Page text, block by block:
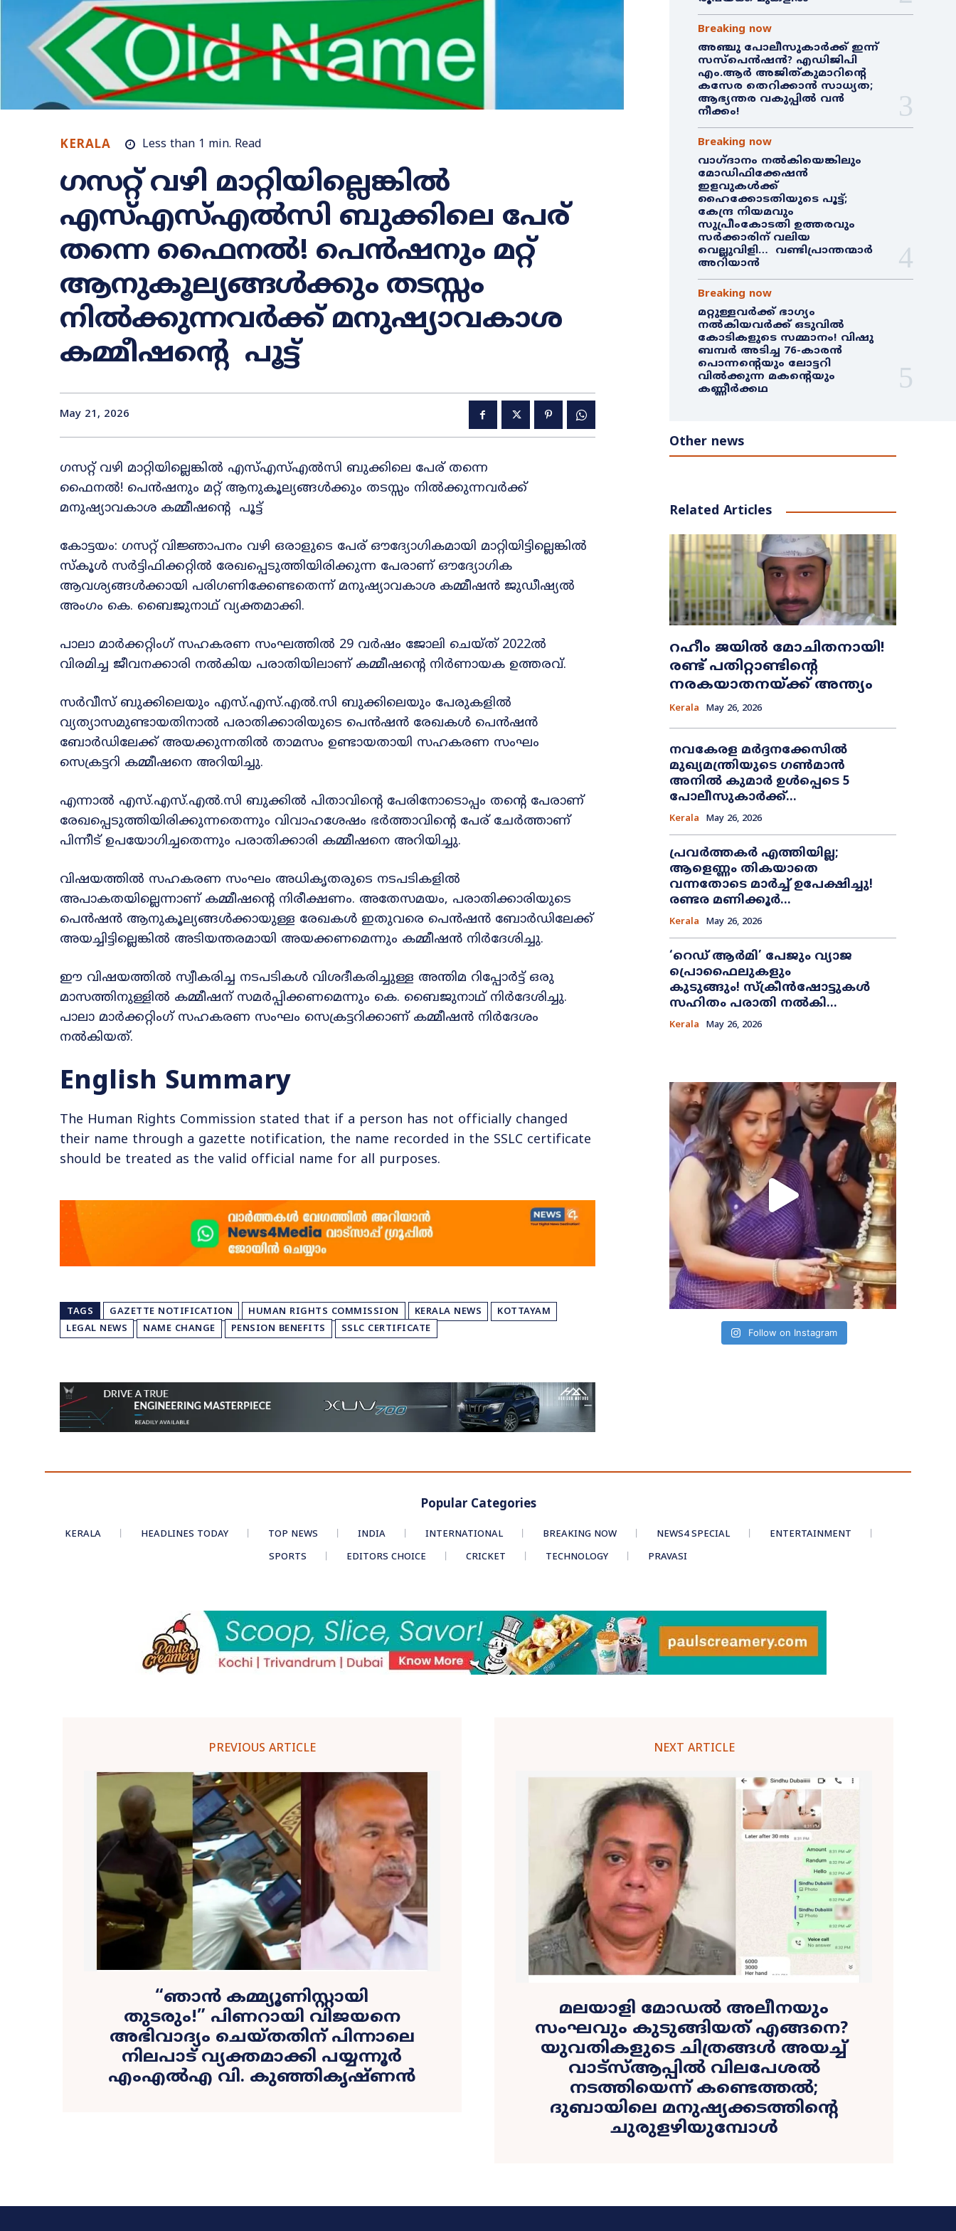
KERALA Less than 1 min. Read
ഗസറ്റ് വഴി മാറ്റിയില്ലെങ്കിൽ
എസ്എസ്എൽസി ബുക്കിലെ പേര്
തന്നെ ഫൈനൽ! പെൻഷനും മറ്റ്
ആനുകൂല്യങ്ങൾക്കും തടസ്സം
നിൽക്കുന്നവർക്ക് മനുഷ്യാവകാശ
കമ്മീഷന്റെ പൂട്ട്
May 21, 2026
ഗസറ്റ് വഴി മാറ്റിയില്ലെങ്കിൽ എസ്എസ്എൽസി ബുക്കിലെ പേര് തന്നെ
ഫൈനൽ! പെൻഷനും മറ്റ് ആനുകൂല്യങ്ങൾക്കും തടസ്സം നിൽക്കുന്നവർക്ക്
മനുഷ്യാവകാശ കമ്മീഷന്റെ പൂട്ട്
കോട്ടയം: ഗസറ്റ് വിജ്ഞാപനം വഴി ഒരാളുടെ പേര് ഔദ്യോഗികമായി മാറ്റിയിട്ടില്ലെങ്കിൽ
സ്കൂൾ സർട്ടിഫിക്കറ്റിൽ രേഖപ്പെടുത്തിയിരിക്കുന്ന പേരാണ് ഔദ്യോഗിക
ആവശ്യങ്ങൾക്കായി പരിഗണിക്കേണ്ടതെന്ന് മനുഷ്യാവകാശ കമ്മീഷൻ ജുഡീഷ്യൽ
അംഗം കെ. ബൈജുനാഥ് വ്യക്തമാക്കി.
പാലാ മാർക്കറ്റിംഗ് സഹകരണ സംഘത്തിൽ 29 വർഷം ജോലി ചെയ്ത് 2022ൽ
വിരമിച്ച ജീവനക്കാരി നൽകിയ പരാതിയിലാണ് കമ്മീഷന്റെ നിർണായക ഉത്തരവ്.
സർവീസ് ബുക്കിലെയും എസ്.എസ്.എൽ.സി ബുക്കിലെയും പേരുകളിൽ
വ്യത്യാസമുണ്ടായതിനാൽ പരാതിക്കാരിയുടെ പെൻഷൻ രേഖകൾ പെൻഷൻ
ബോർഡിലേക്ക് അയക്കുന്നതിൽ താമസം ഉണ്ടായതായി സഹകരണ സംഘം
സെക്രട്ടറി കമ്മീഷനെ അറിയിച്ചു.
എന്നാൽ എസ്.എസ്.എൽ.സി ബുക്കിൽ പിതാവിന്റെ പേരിനോടൊപ്പം തന്റെ പേരാണ്
രേഖപ്പെടുത്തിയിരിക്കുന്നതെന്നും വിവാഹശേഷം ഭർത്താവിന്റെ പേര് ചേർത്താണ്
പിന്നീട് ഉപയോഗിച്ചതെന്നും പരാതിക്കാരി കമ്മീഷനെ അറിയിച്ചു.
വിഷയത്തിൽ സഹകരണ സംഘം അധികൃതരുടെ നടപടികളിൽ
അപാകതയില്ലെന്നാണ് കമ്മീഷന്റെ നിരീക്ഷണം. അതേസമയം, പരാതിക്കാരിയുടെ
പെൻഷൻ ആനുകൂല്യങ്ങൾക്കായുള്ള രേഖകൾ ഇതുവരെ പെൻഷൻ ബോർഡിലേക്ക്
അയച്ചിട്ടില്ലെങ്കിൽ അടിയന്തരമായി അയക്കണമെന്നും കമ്മീഷൻ നിർദേശിച്ചു.
ഈ വിഷയത്തിൽ സ്വീകരിച്ച നടപടികൾ വിശദീകരിച്ചുള്ള അന്തിമ റിപ്പോർട്ട് ഒരു
മാസത്തിനുള്ളിൽ കമ്മീഷന് സമർപ്പിക്കണമെന്നും കെ. ബൈജുനാഥ് നിർദേശിച്ചു.
പാലാ മാർക്കറ്റിംഗ് സഹകരണ സംഘം സെക്രട്ടറിക്കാണ് കമ്മീഷൻ നിർദേശം
നൽകിയത്.
English Summary
The Human Rights Commission stated that if a person has not officially changed
their name through a gazette notification, the name recorded in the SSLC certificate
should be treated as the valid official name for all purposes.
TAGS GAZETTE NOTIFICATION HUMAN RIGHTS COMMISSION KERALA NEWS
KOTTAYAM
LEGAL NEWS
NAME CHANGE PENSION BENEFITS SSLC CERTIFICATE
Breaking now
അഞ്ചു പോലീസുകാർക്ക് ഇന്ന്
സസ്‌പെൻഷൻ? എഡിജിപി
എം.ആർ അജിത്കുമാറിൻ്റെ
കസേര തെറിക്കാൻ സാധ്യത;
ആഭ്യന്തര വകുപ്പിൽ വൻ
നീക്കം!
Breaking now
വാഗ്ദാനം നൽകിയെങ്കിലും
മോഡിഫിക്കേഷൻ
ഇളവുകൾക്ക്
ഹൈക്കോടതിയുടെ പൂട്ട്;
കേന്ദ്ര നിയമവും
സുപ്രീംകോടതി ഉത്തരവും
സർക്കാരിന് വലിയ
വെല്ലുവിളി… വണ്ടിപ്രാന്തന്മാർ
അറിയാൻ
Breaking now
മറ്റുള്ളവർക്ക് ഭാഗ്യം
നൽകിയവർക്ക് ഒടുവിൽ
കോടികളുടെ സമ്മാനം! വിഷു
ബമ്പർ അടിച്ച 76-കാരൻ
പൊന്നന്റെയും ലോട്ടറി
വിൽക്കുന്ന മകന്റെയും
കണ്ണീർക്കഥ
Other news
Related Articles
റഹീം ജയിൽ മോചിതനായി!
രണ്ട് പതിറ്റാണ്ടിന്റെ
നരകയാതനയ്ക്ക് അന്ത്യം
Kerala May 26, 2026
നവകേരള മർദ്ദനക്കേസിൽ
മുഖ്യമന്ത്രിയുടെ ഗൺമാൻ
അനിൽ കുമാർ ഉൾപ്പെടെ 5
പോലീസുകാർക്ക്...
Kerala May 26, 2026
പ്രവർത്തകർ എത്തിയില്ല;
ആളെണ്ണം തികയാതെ
വന്നതോടെ മാർച്ച് ഉപേക്ഷിച്ചു!
രണ്ടര മണിക്കൂർ...
Kerala May 26, 2026
​‘റെഡ് ആർമി’ പേജും വ്യാജ
പ്രൊഫൈലുകളും
കുടുങ്ങും! സ്ക്രീൻഷോട്ടുകൾ
സഹിതം പരാതി നൽകി...
Kerala May 26, 2026
Follow on Instagram
Popular Categories
KERALA HEADLINES TODAY TOP NEWS INDIA INTERNATIONAL BREAKING NOW NEWS4 SPECIAL
ENTERTAINMENT
SPORTS
EDITORS CHOICE CRICKET TECHNOLOGY PRAVASI
PREVIOUS ARTICLE
​“ഞാൻ കമ്മ്യൂണിസ്റ്റായി
തുടരും!” പിണറായി വിജയനെ
അഭിവാദ്യം ചെയ്തതിന് പിന്നാലെ
നിലപാട് വ്യക്തമാക്കി പയ്യന്നൂർ
എംഎൽഎ വി. കുഞ്ഞികൃഷ്ണൻ
NEXT ARTICLE
മലയാളി മോഡൽ അലീനയും
സംഘവും കുടുങ്ങിയത് എങ്ങനെ?
യുവതികളുടെ ചിത്രങ്ങൾ അയച്ച്
വാട്സ്ആപ്പിൽ വിലപേശൽ
നടത്തിയെന്ന് കണ്ടെത്തൽ;
ദുബായിലെ മനുഷ്യക്കടത്തിന്റെ
ചുരുളഴിയുമ്പോൾ